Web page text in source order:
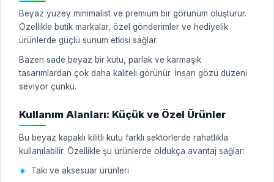
Beyaz yüzey minimalist ve premium bir görünüm oluşturur.
Özellikle butik markalar, özel gönderimler ve hediyelik
ürünlerde güçlü sunum etkisi sağlar.
Bazen sade beyaz bir kutu, parlak ve karmaşık
tasarımlardan çok daha kaliteli görünür. İnsan gözü düzeni
seviyor çünkü.
Kullanım Alanları: Küçük ve Özel Ürünler
Bu beyaz kapaklı kilitli kutu farklı sektörlerde rahatlıkla
kullanılabilir. Özellikle şu ürünlerde oldukça avantaj sağlar:
Takı ve aksesuar ürünleri